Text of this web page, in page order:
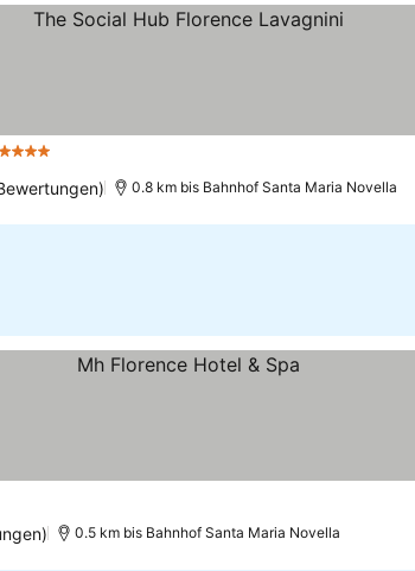
Sterne
0.8 km bis Bahnhof Santa Maria Novella
0.5 km bis Bahnhof Santa Maria Novella